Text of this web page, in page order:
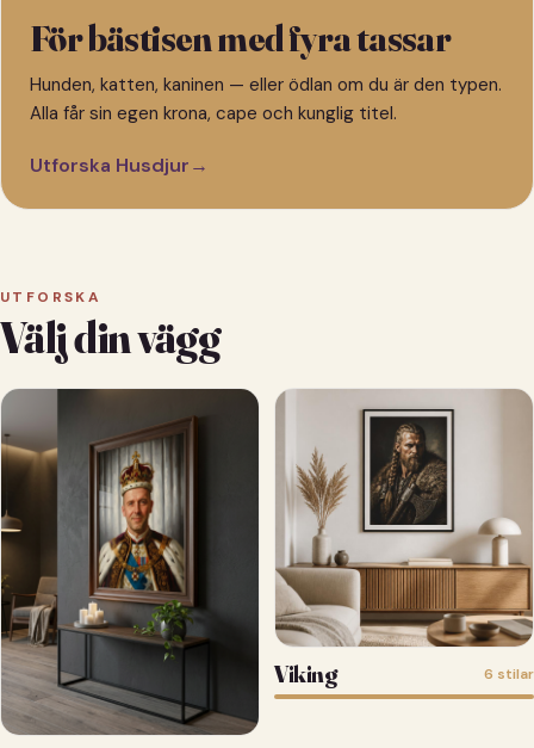
För bästisen med fyra tassar
Hunden, katten, kaninen — eller ödlan om du är den typen.
Alla får sin egen krona, cape och kunglig titel.
Utforska Husdjur→
UTFORSKA
Välj din vägg
Viking 6 stilar